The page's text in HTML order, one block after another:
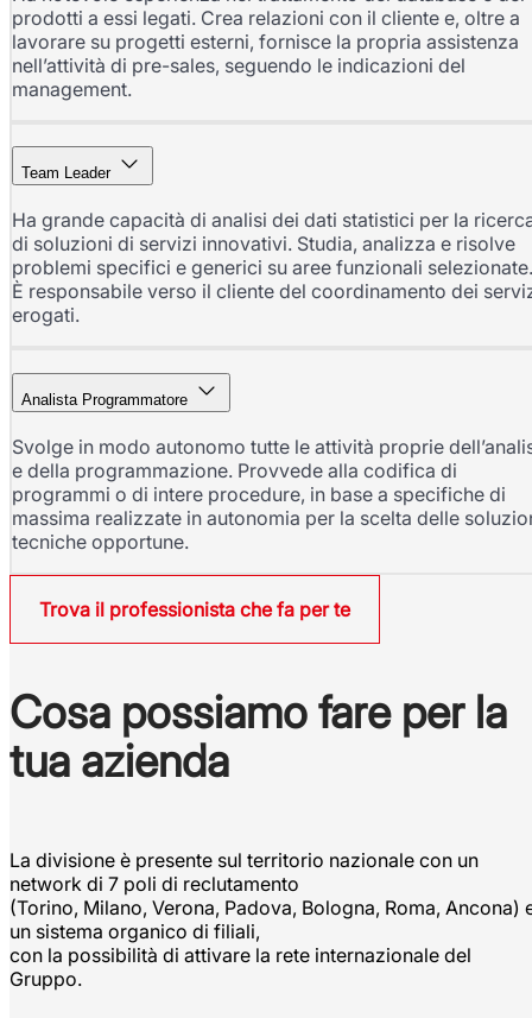
prodotti a essi legati. Crea relazioni con il cliente e, oltre a
lavorare su progetti esterni, fornisce la propria assistenza
nell’attività di pre-sales, seguendo le indicazioni del
management.
Team Leader
Ha grande capacità di analisi dei dati statistici per la
di soluzioni di servizi innovativi. Studia, analizza e risolve
problemi specifici e generici su aree funzionali selezionate.
È responsabile verso il cliente del coordinamento dei
erogati.
Analista Programmatore
Svolge in modo autonomo tutte le attività proprie
e della programmazione. Provvede alla codifica di
programmi o di intere procedure, in base a specifiche di
massima realizzate in autonomia per la scelta delle
tecniche opportune.
Trova il professionista che fa per te
Cosa possiamo fare per la
tua azienda
La divisione è presente sul territorio nazionale con un
network di 7 poli di reclutamento
(Torino, Milano, Verona, Padova, Bologna, Roma, Ancona)
un sistema organico di filiali,
con la possibilità di attivare la rete internazionale del
Gruppo.